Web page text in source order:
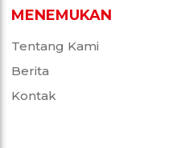
MENEMUKAN
Tentang Kami
Berita
Kontak